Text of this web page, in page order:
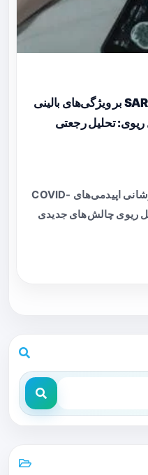
تأثیر سابقهٔ عفونت SARS-CoV-۲ بر ویژگی‌های بالینی
ریوی: تحلیل رجعتی
مقدمه طی سال‌های اخیر، هم‌پوشانی اپیدمی‌های COVID-
سل ریوی چالش‌های جدیدی